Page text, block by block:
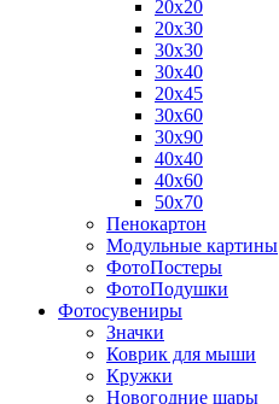
20х20
20х30
30х30
30х40
20х45
30х60
30х90
40х40
40х60
50х70
Пенокартон
Модульные картины
ФотоПостеры
ФотоПодушки
Фотоcувениры
Значки
Коврик для мыши
Кружки
Новогодние шары